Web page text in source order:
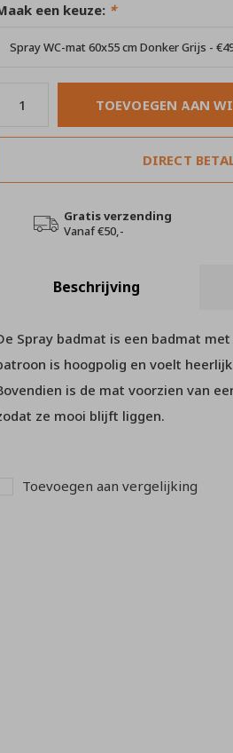
een keuze: *
TOEVOEGEN AAN
DIRECT
Gratis verzending
Vanaf €50,-
Beschrijving
Spray badmat is een badmat
is hoogpolig en voelt
is de mat voorzien van
ze mooi blijft liggen.
Toevoegen aan vergelijking